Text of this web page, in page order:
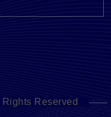
Reserved